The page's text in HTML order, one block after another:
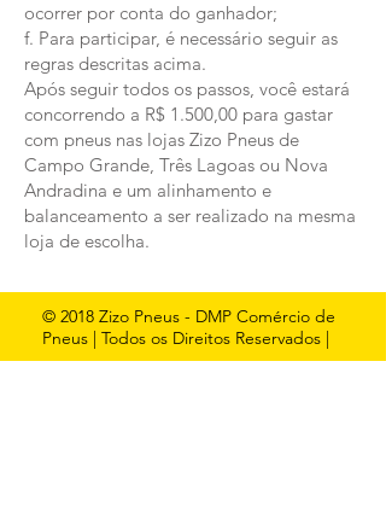
ocorrer por conta do ganhador;
f. Para participar, é necessário seguir as
regras descritas acima.
Após seguir todos os passos, você estará
concorrendo a R$ 1.500,00 para gastar
com pneus nas lojas Zizo Pneus de
Campo Grande, Três Lagoas ou Nova
Andradina e um alinhamento e
balanceamento a ser realizado na mesma
loja de escolha.
© 2018 Zizo Pneus - DMP Comércio de
Pneus | Todos os Direitos Reservados |